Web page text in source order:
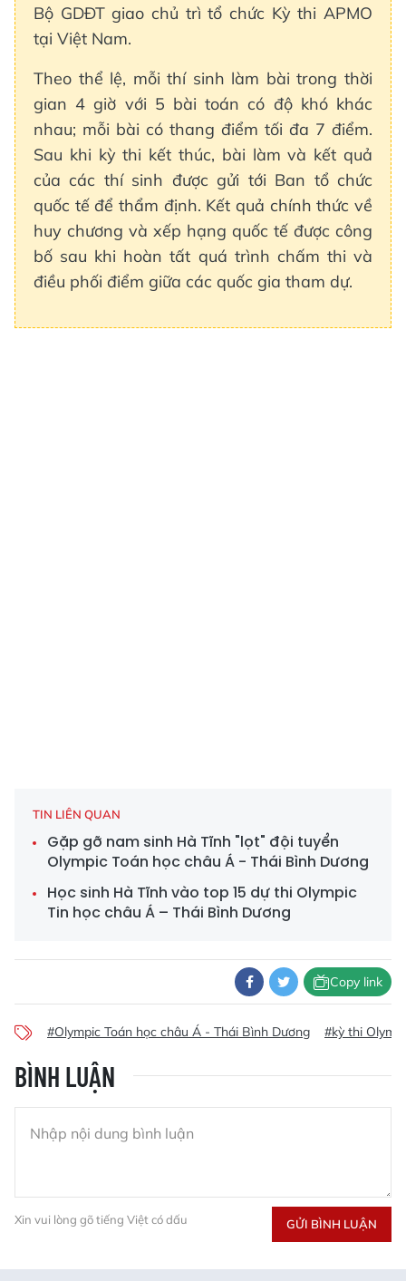
Bộ GDĐT giao chủ trì tổ chức Kỳ thi APMO
tại Việt Nam.
Theo thể lệ, mỗi thí sinh làm bài trong thời
gian 4 giờ với 5 bài toán có độ khó khác
nhau; mỗi bài có thang điểm tối đa 7 điểm.
Sau khi kỳ thi kết thúc, bài làm và kết quả
của các thí sinh được gửi tới Ban tổ chức
quốc tế để thẩm định. Kết quả chính thức về
huy chương và xếp hạng quốc tế được công
bố sau khi hoàn tất quá trình chấm thi và
điều phối điểm giữa các quốc gia tham dự.
TIN LIÊN QUAN
Gặp gỡ nam sinh Hà Tĩnh "lọt" đội tuyển
Olympic Toán học châu Á - Thái Bình Dương
Học sinh Hà Tĩnh vào top 15 dự thi Olympic
Tin học châu Á – Thái Bình Dương
Copy link
#Olympic Toán học châu Á - Thái Bình Dương #kỳ thi
BÌNH LUẬN
Xin vui lòng gõ tiếng Việt có dấu GỬI BÌNH LUẬN